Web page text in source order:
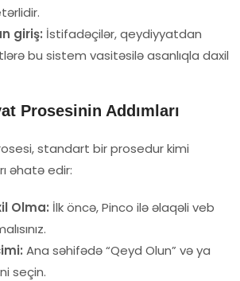
giriş: İstifadəçilər, qeydiyyatdan
bu sistem vasitəsilə asanlıqla daxil
Prosesinin Addımları
standart bir prosedur kimi
əhatə edir:
Olma: İlk öncə, Pinco ilə əlaqəli veb
Ana səhifədə “Qeyd Olun” və ya
seçin.